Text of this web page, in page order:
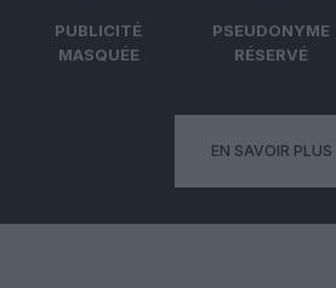
PUBLICITÉ
MASQUÉE
PSEUDONYME
RÉSERVÉ
EN SAVOIR PLUS